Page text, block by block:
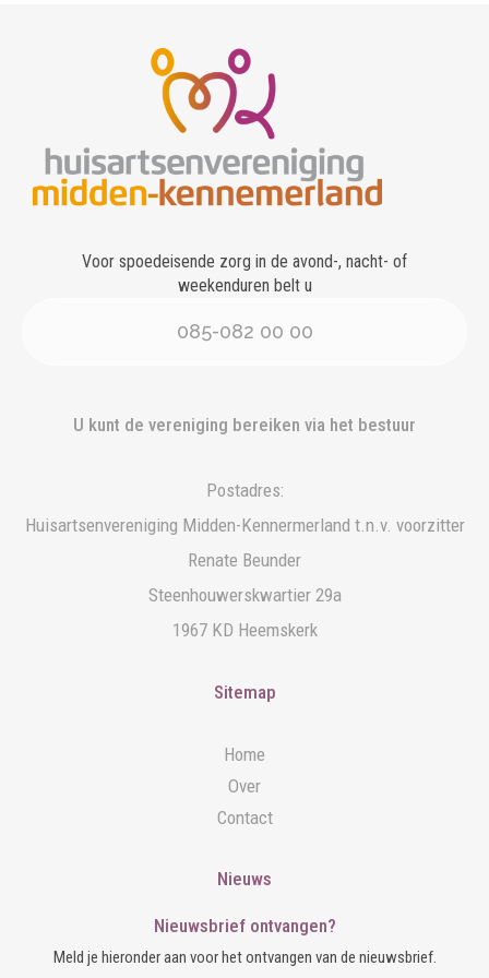
Voor spoedeisende zorg in de avond-, nacht- of
weekenduren belt u
085-082 00 00
U kunt de vereniging bereiken via het bestuur
Postadres:
Huisartsenvereniging Midden-Kennermerland t.n.v. voorzitter
Renate Beunder
Steenhouwerskwartier 29a
1967 KD Heemskerk
Sitemap
Home
Over
Contact
Nieuws
Nieuwsbrief ontvangen?
Meld je hieronder aan voor het ontvangen van de nieuwsbrief.